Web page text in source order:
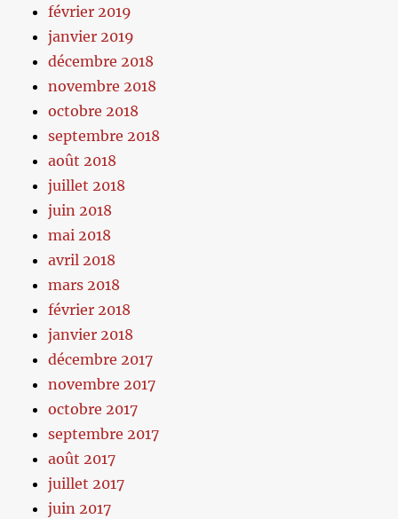
février 2019
janvier 2019
décembre 2018
novembre 2018
octobre 2018
septembre 2018
août 2018
juillet 2018
juin 2018
mai 2018
avril 2018
mars 2018
février 2018
janvier 2018
décembre 2017
novembre 2017
octobre 2017
septembre 2017
août 2017
juillet 2017
juin 2017